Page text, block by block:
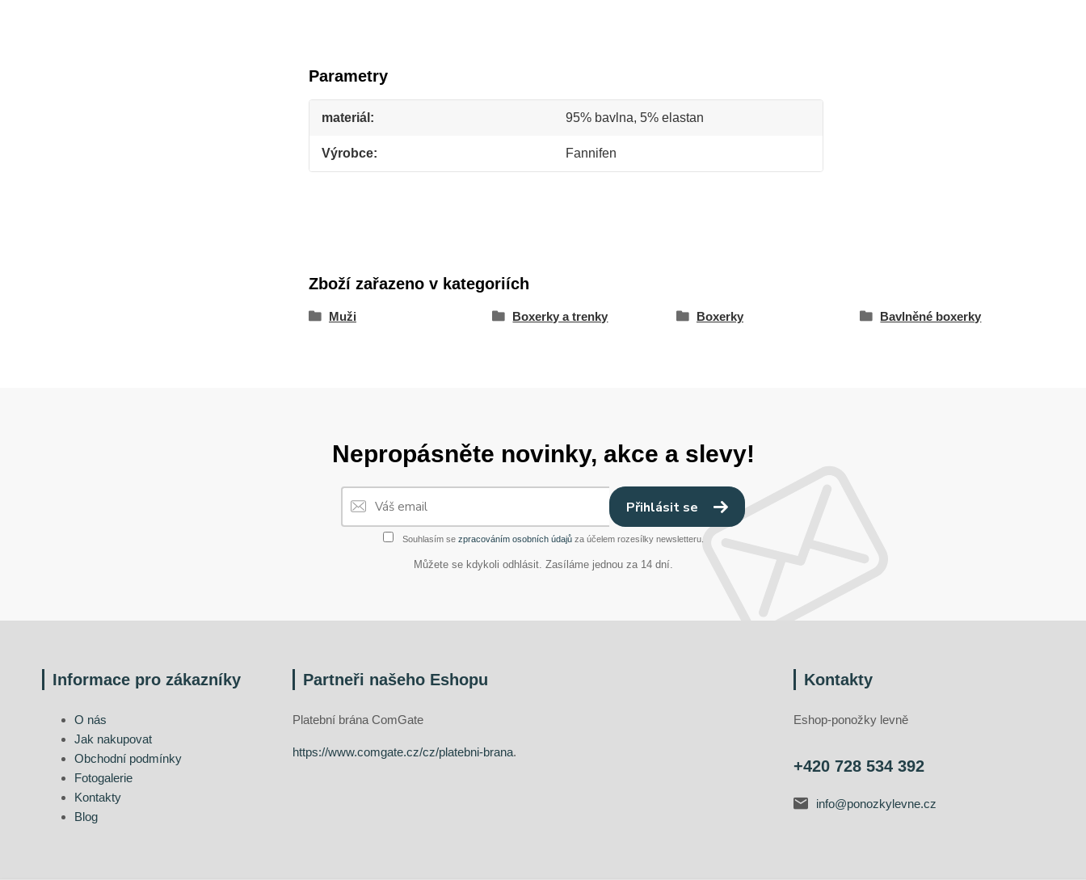
Parametry
materiál 95% bavlna, 5% elastan
Výrobce Fannifen
Zboží zařazeno v kategoriích
Muži Boxerky a trenky Boxerky Bavlněné boxerky
Nepropásněte novinky, akce a slevy!
Přihlásit se
Souhlasím se zpracováním osobních údajůza účelem rozesílky newsletteru.
Můžete se kdykoli odhlásit. Zasíláme jednou za 14 dní.
Informace pro zákazníky
O nás
Jak nakupovat
Obchodní podmínky
Fotogalerie
Kontakty
Blog
Partneři našeho Eshopu
Platební brána ComGate
https://www.comgate.cz/cz/platebni-brana.
Kontakty
Eshop-ponožky levně
+420 728 534 392
info@ponozkylevne.cz